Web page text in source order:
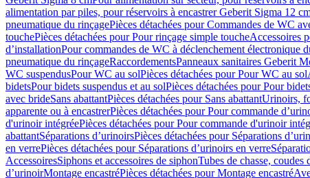
alimentation par piles, pour réservoirs à encastrer Geberit Sigma 12
pneumatique du rinçagePièces détachées pour Commandes de WC
touchePièces détachées pour Pour rinçage simple toucheAccessoires
d’installationPour commandes de WC à déclenchement électronique
pneumatique du rinçageRaccordementsPanneaux sanitaires Geberit
WC suspendusPour WC au solPièces détachées pour Pour WC au sol
bidetsPour bidets suspendus et au solPièces détachées pour Pour
avec brideSans abattantPièces détachées pour Sans abattantUrinoirs,
apparente ou à encastrerPièces détachées pour Pour commande
d'urinoir intégréePièces détachées pour Pour commande d'urinoir
abattantSéparations d’urinoirsPièces détachées pour Séparations
en verrePièces détachées pour Séparations d’urinoirs en verre
AccessoiresSiphons et accessoires de siphonTubes de chasse, coudes
dʼurinoirMontage encastréPièces détachées pour Montage encastré